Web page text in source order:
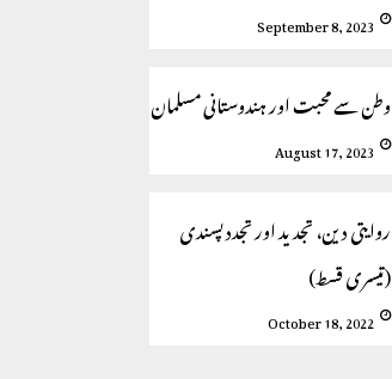
September 8, 2023
وطن سے محبت اور ہندوستانی مسلمان
August 17, 2023
روایتی دین، تجدید اور تجدد پسندی
(تیسری قسط)
October 18, 2022